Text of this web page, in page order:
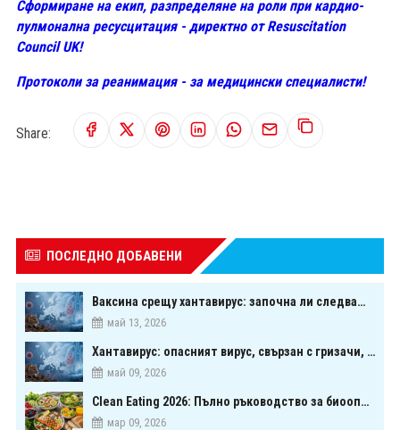
Сформиране на екип, разпределяне на роли при кардио-
пулмонална ресусцитация - директно от Resuscitation
Council UK!
Протоколи за реанимация - за медицински специалисти!
Share:
ПОСЛЕДНО ДОБАВЕНИ
Ваксина срещу хантавирус: започна ли следващата голяма надпревара в медицината?
май 13, 2026
Хантавирус: опасният вирус, свързан с гризачи, който предизвика тревога в Европа
май 09, 2026
Clean Eating 2026: Пълно ръководство за биооптимизация чрез хранене
мар 09, 2026